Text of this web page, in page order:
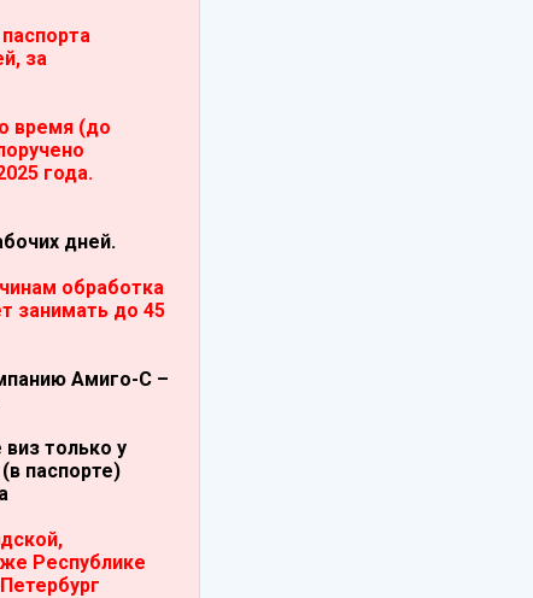
за
время (до
года.
дней.
обработка
занимать до 45
Амиго-С –
только у
паспорте)
Республике